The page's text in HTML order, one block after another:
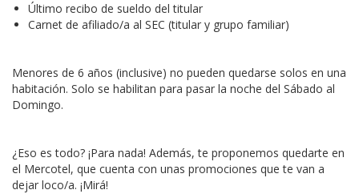
Último recibo de sueldo del titular
Carnet de afiliado/a al SEC (titular y grupo familiar)
Menores de 6 años (inclusive) no pueden quedarse solos en una
habitación. Solo se habilitan para pasar la noche del Sábado al
Domingo.
¿Eso es todo? ¡Para nada! Además, te proponemos quedarte en
el Mercotel, que cuenta con unas promociones que te van a
dejar loco/a. ¡Mirá!